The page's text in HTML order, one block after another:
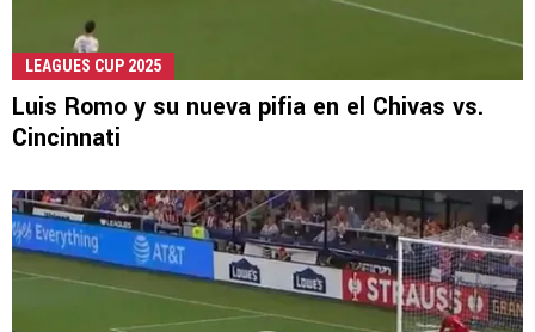
LEAGUES CUP 2025
Luis Romo y su nueva pifia en el Chivas vs.
Cincinnati